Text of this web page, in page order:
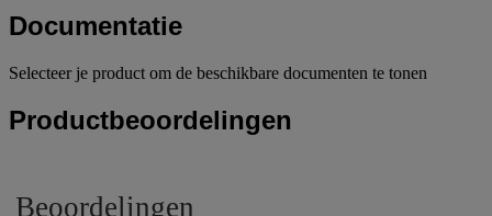
Documentatie
Selecteer je product om de beschikbare documenten te tonen
Productbeoordelingen